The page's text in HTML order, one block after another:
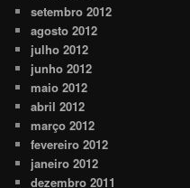
setembro 2012
agosto 2012
julho 2012
junho 2012
maio 2012
abril 2012
março 2012
fevereiro 2012
janeiro 2012
dezembro 2011